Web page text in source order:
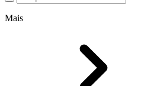
Mais